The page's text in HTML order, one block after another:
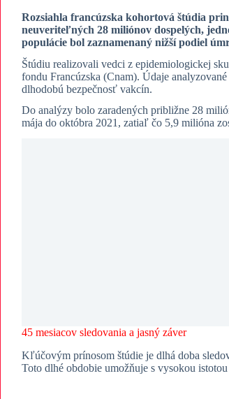
Rozsiahla francúzska kohortová štúdia
neuveriteľných 28 miliónov dospelých,
populácie bol zaznamenaný nižší podiel
​Štúdiu realizovali vedci z epidemiologickej
fondu Francúzska (Cnam). Údaje
dlhodobú bezpečnosť vakcín.
​Do analýzy bolo zaradených približne 28
mája do októbra 2021, zatiaľ čo 5,9 milióna
​45 mesiacov sledovania a jasný záver
​Kľúčovým prínosom štúdie je dlhá doba
Toto dlhé obdobie umožňuje s vysokou